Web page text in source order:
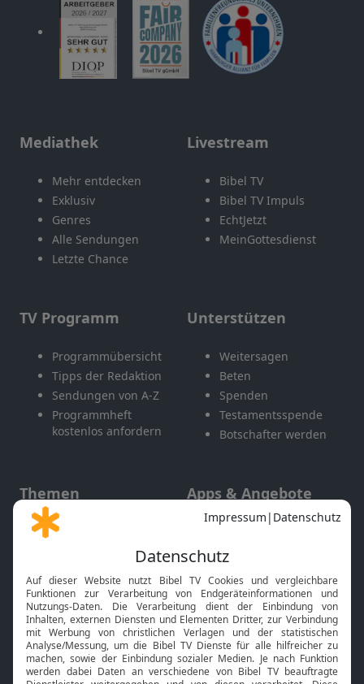
Mediathek
Mehr entdecken
Exklusiv
Genres
Alle Sendungen
Letzte Chance
Livestream
Bibel TV
Bibel TV Impuls
EchtJetzt
MeinGottesdienst
TV Programm
Programmübersicht
Tipps der Redaktion
Sendungen von A-Z
Programmheft
kostenlos anfordern
Unterstützen
Weitersagen
Beten
Spenden
Testamentsspende
Botschafter werden
Themen
Gott und Bibel erklärt
Neuigkeiten
Apps & Angebote
Mobile App
Smart TV
HbbTV
Bibelthek Online-Bibel
Nächster Gottesdienst